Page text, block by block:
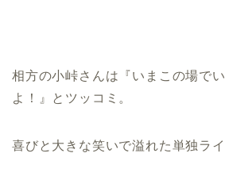
相方の小峠さんは『いまこの場で
よ！』とツッコミ。
喜びと大きな笑いで溢れた単独ラ